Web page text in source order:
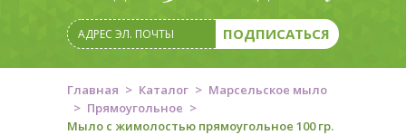
Главная Каталог
Марсельское мыло
Прямоугольное
Мыло с жимолостью прямоугольное 100 гр.